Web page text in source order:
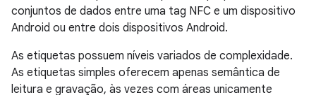
conjuntos de dados entre uma tag NFC e um dispositivo
Android ou entre dois dispositivos Android.
As etiquetas possuem níveis variados de complexidade.
As etiquetas simples oferecem apenas semântica de
leitura e gravação, às vezes com áreas unicamente